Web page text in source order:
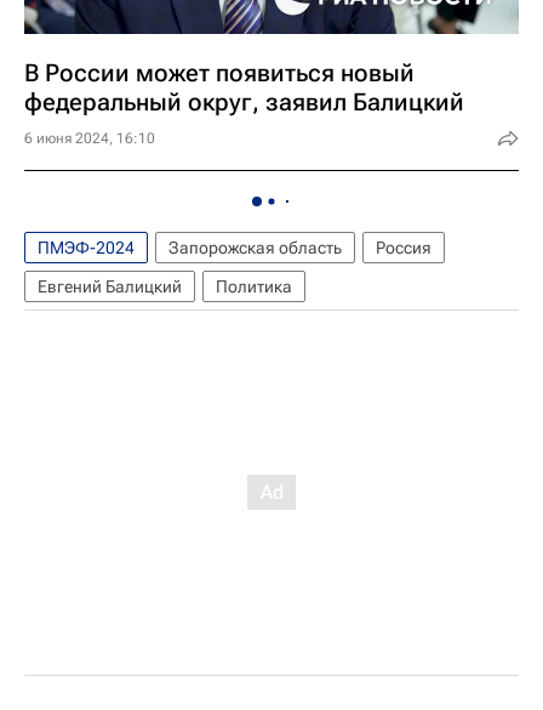
В России может появиться новый
федеральный округ, заявил Балицкий
6 июня 2024, 16:10
ПМЭФ-2024 Запорожская область
Россия
Евгений Балицкий
Политика